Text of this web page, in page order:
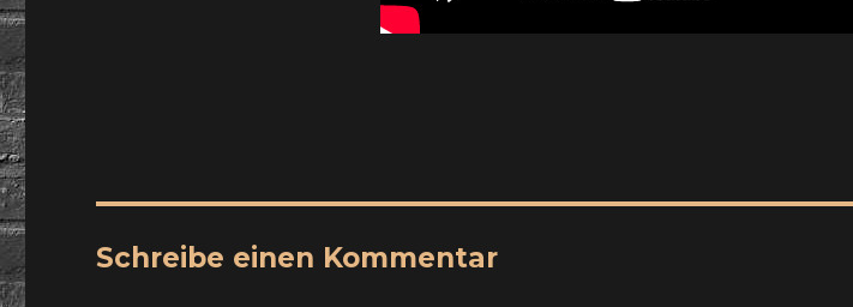
Schreibe einen Kommentar